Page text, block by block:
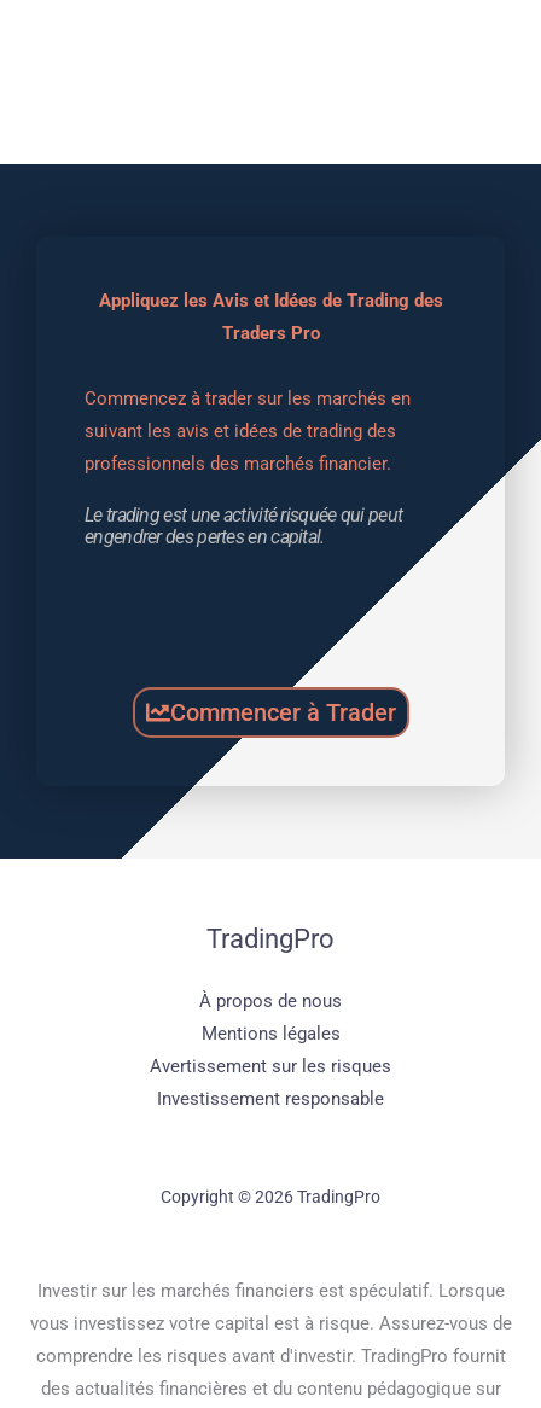
Appliquez les Avis et Idées de Trading des
Traders Pro
Commencez à trader sur les marchés en
suivant les avis et idées de trading des
professionnels des marchés financier.
Le trading est une activité risquée qui peut
engendrer des pertes en capital.
Commencer à Trader
TradingPro
À propos de nous
Mentions légales
Avertissement sur les risques
Investissement responsable
Copyright © 2026 TradingPro
Investir sur les marchés financiers est spéculatif. Lorsque
vous investissez votre capital est à risque. Assurez-vous de
comprendre les risques avant d'investir. TradingPro fournit
des actualités financières et du contenu pédagogique sur